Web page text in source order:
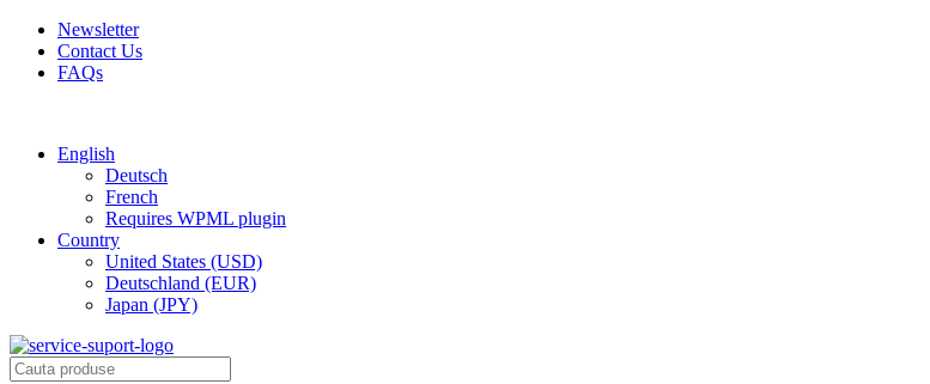
Newsletter
Contact Us
FAQs
English
Deutsch
French
Requires WPML plugin
Country
United States (USD)
Deutschland (EUR)
Japan (JPY)